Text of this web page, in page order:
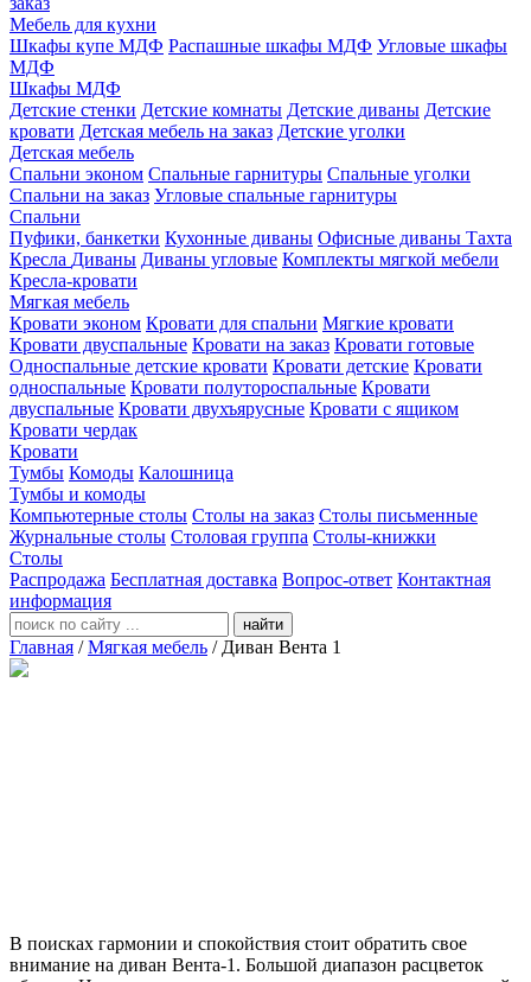
Мебель для кухни
Шкафы купе МДФ Распашные шкафы МДФ Угловые шкафы
МДФ
Шкафы МДФ
Детские стенки Детские комнаты Детские диваны Детские
кровати Детская мебель на заказ Детские уголки
Детская мебель
Спальни эконом Спальные гарнитуры Спальные уголки
Спальни на заказ Угловые спальные гарнитуры
Спальни
Пуфики, банкетки Кухонные диваны Офисные диваны Тахта
Кресла Диваны Диваны угловые Комплекты мягкой мебели
Кресла-кровати
Мягкая мебель
Кровати эконом Кровати для спальни Мягкие кровати
Кровати двуспальные Кровати на заказ Кровати готовые
Односпальные детские кровати Кровати детские Кровати
односпальные Кровати полутороспальные Кровати
двуспальные Кровати двухъярусные Кровати с ящиком
Кровати чердак
Кровати
Тумбы Комоды Калошница
Тумбы и комоды
Компьютерные столы Столы на заказ Столы письменные
Журнальные столы Столовая группа Столы-книжки
Столы
Распродажа Бесплатная доставка Вопрос-ответ Контактная
информация
найти
Главная /Мягкая мебель / Диван Вента 1
В поисках гармонии и спокойствия стоит обратить свое
внимание на диван Вента-1. Большой диапазон расцветок